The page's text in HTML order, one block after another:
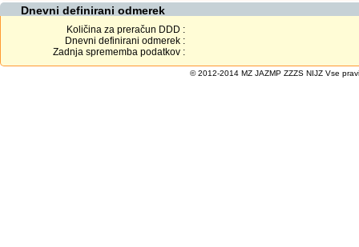
Dnevni definirani odmerek
Količina za preračun DDD :
Dnevni definirani odmerek :
Zadnja sprememba podatkov :
© 2012-2014 MZ JAZMP ZZZS NIJZ Vse